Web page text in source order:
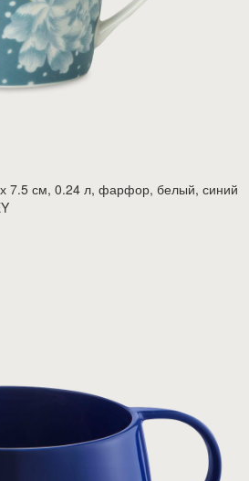
7.5 см, 0.24 л, фарфор, белый, синий